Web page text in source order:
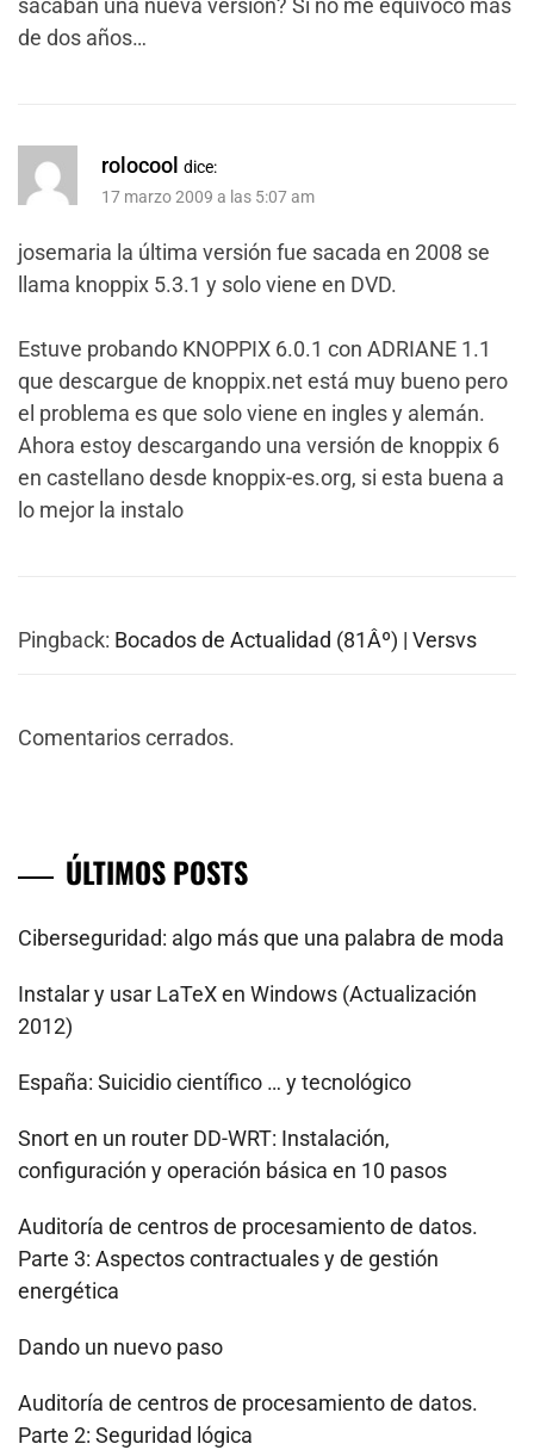
sacaban una nueva versión? Si no me equivoco más
de dos años…
rolocool dice:
17 marzo 2009 a las 5:07 am
josemaria la última versión fue sacada en 2008 se
llama knoppix 5.3.1 y solo viene en DVD.
Estuve probando KNOPPIX 6.0.1 con ADRIANE 1.1
que descargue de knoppix.net está muy bueno pero
el problema es que solo viene en ingles y alemán.
Ahora estoy descargando una versión de knoppix 6
en castellano desde knoppix-es.org, si esta buena a
lo mejor la instalo
Pingback: Bocados de Actualidad (81Âº) | Versvs
Comentarios cerrados.
ÚLTIMOS POSTS
Ciberseguridad: algo más que una palabra de moda
Instalar y usar LaTeX en Windows (Actualización
2012)
España: Suicidio científico … y tecnológico
Snort en un router DD-WRT: Instalación,
configuración y operación básica en 10 pasos
Auditoría de centros de procesamiento de datos.
Parte 3: Aspectos contractuales y de gestión
energética
Dando un nuevo paso
Auditoría de centros de procesamiento de datos.
Parte 2: Seguridad lógica